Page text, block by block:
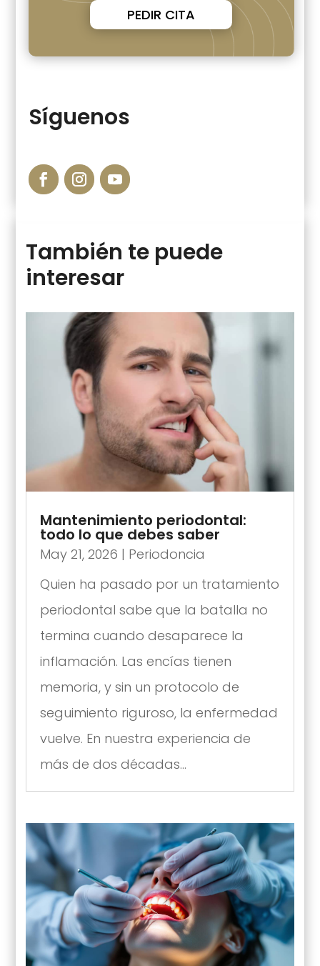
PEDIR CITA
Síguenos
También te puede
interesar
Mantenimiento periodontal:
todo lo que debes saber
May 21, 2026 | Periodoncia
Quien ha pasado por un tratamiento
periodontal sabe que la batalla no
termina cuando desaparece la
inflamación. Las encías tienen
memoria, y sin un protocolo de
seguimiento riguroso, la enfermedad
vuelve. En nuestra experiencia de
más de dos décadas...